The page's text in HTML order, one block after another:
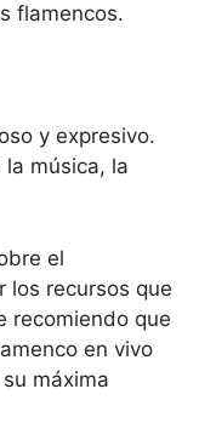
flamencos.
y expresivo.
música, la
el
los recursos que
recomiendo que
en vivo
máxima